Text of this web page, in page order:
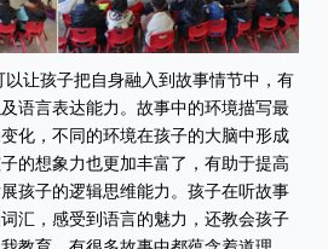
以让孩子把自身融入到故事情节中，有
语言表达能力。故事中的环境描写最
化，不同的环境在孩子的大脑中形成
的想象力也更加丰富了，有助于提高
孩子的逻辑思维能力。孩子在听故事
汇，感受到语言的魅力，还教会孩子